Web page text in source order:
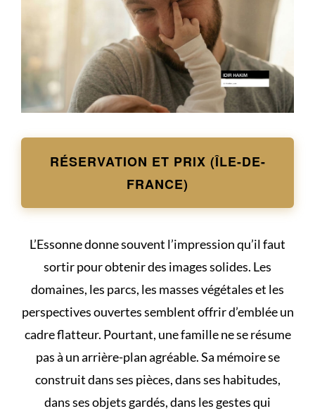
RÉSERVATION ET PRIX (ÎLE-DE-
FRANCE)
L’Essonne donne souvent l’impression qu’il faut
sortir pour obtenir des images solides. Les
domaines, les parcs, les masses végétales et les
perspectives ouvertes semblent offrir d’emblée un
cadre flatteur. Pourtant, une famille ne se résume
pas à un arrière-plan agréable. Sa mémoire se
construit dans ses pièces, dans ses habitudes,
dans ses objets gardés, dans les gestes qui